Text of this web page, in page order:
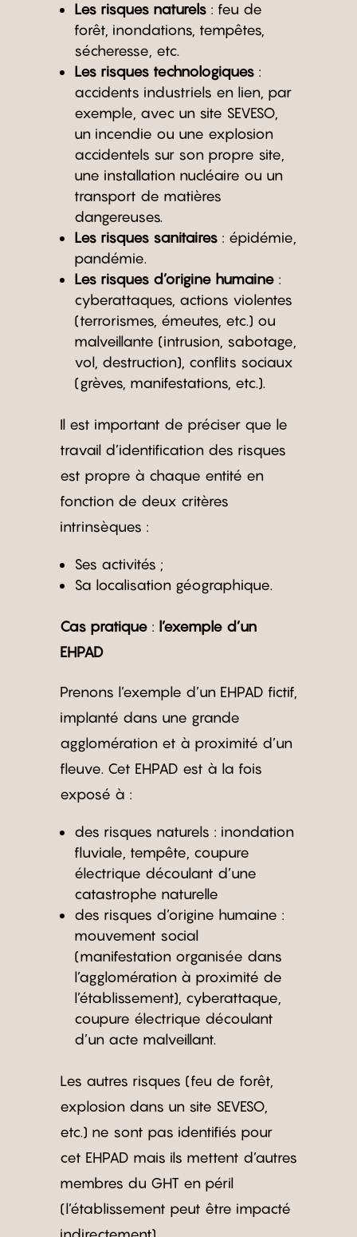
Les risques naturels : feu de
forêt, inondations, tempêtes,
sécheresse, etc.
Les risques technologiques :
accidents industriels en lien, par
exemple, avec un site SEVESO,
un incendie ou une explosion
accidentels sur son propre site,
une installation nucléaire ou un
transport de matières
dangereuses.
Les risques sanitaires : épidémie,
pandémie.
Les risques d’origine humaine:
cyberattaques, actions violentes
(terrorismes, émeutes, etc.) ou
malveillante (intrusion, sabotage,
vol, destruction), conflits sociaux
(grèves, manifestations, etc.).
Il est important de préciser que le
travail d’identification des risques
est propre à chaque entité en
fonction de deux critères
intrinsèques :
Ses activités ;
Sa localisation géographique.
Cas pratique: l’exemple d’un
EHPAD
Prenons l’exemple d’un EHPAD fictif,
implanté dans une grande
agglomération et à proximité d’un
fleuve. Cet EHPAD est à la fois
exposé à :
des risques naturels : inondation
fluviale, tempête, coupure
électrique découlant d’une
catastrophe naturelle
des risques d’origine humaine :
mouvement social
(manifestation organisée dans
l’agglomération à proximité de
l’établissement), cyberattaque,
coupure électrique découlant
d’un acte malveillant.
Les autres risques (feu de forêt,
explosion dans un site SEVESO,
etc.) ne sont pas identifiés pour
cet EHPAD mais ils mettent d’autres
membres du GHT en péril
(l’établissement peut être impacté